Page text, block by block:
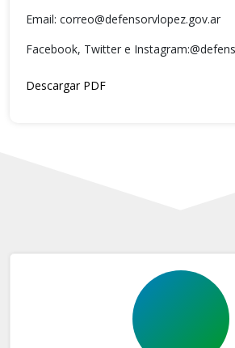
Email: correo@defensorvlopez.gov.ar
Facebook, Twitter e
Descargar PDF